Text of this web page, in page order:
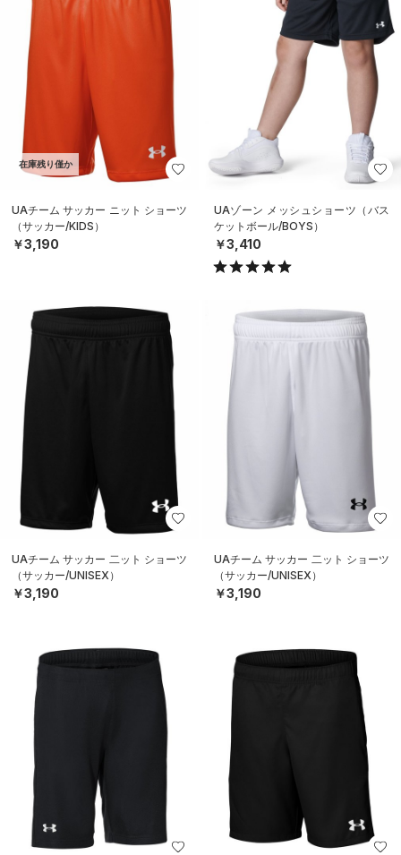
在庫残り僅か
UAチーム サッカー ニット ショーツ
（サッカー/KIDS）
￥3,190
UAゾーン メッシュショーツ（バス
ケットボール/BOYS）
￥3,410
UAチーム サッカー 二ット ショーツ
（サッカー/UNISEX）
￥3,190
UAチーム サッカー 二ット ショーツ
（サッカー/UNISEX）
￥3,190